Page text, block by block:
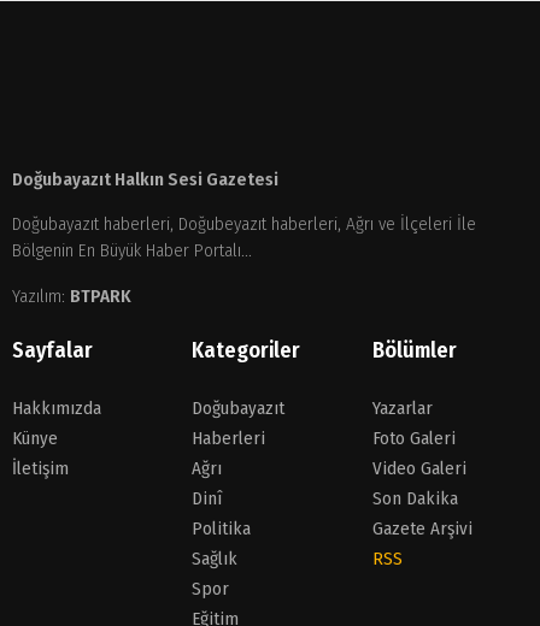
Doğubayazıt Halkın Sesi Gazetesi
Doğubayazıt haberleri, Doğubeyazıt haberleri, Ağrı ve İlçeleri İle
Bölgenin En Büyük Haber Portalı...
Yazılım: BTPARK
Sayfalar
Hakkımızda
Künye
İletişim
Kategoriler
Doğubayazıt
Haberleri
Ağrı
Dinî
Politika
Sağlık
Spor
Eğitim
Bölümler
Yazarlar
Foto Galeri
Video Galeri
Son Dakika
Gazete Arşivi
RSS